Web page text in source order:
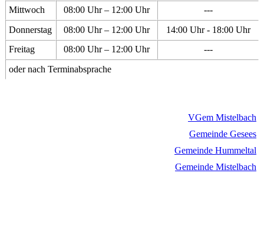
Mittwoch
08:00 Uhr – 12:00 Uhr
---
Donnerstag
08:00 Uhr – 12:00 Uhr
14:00 Uhr - 18:00 Uhr
Freitag
08:00 Uhr – 12:00 Uhr
---
oder nach Terminabsprache
VGem Mistelbach
Gemeinde Gesees
Gemeinde Hummeltal
Gemeinde Mistelbach